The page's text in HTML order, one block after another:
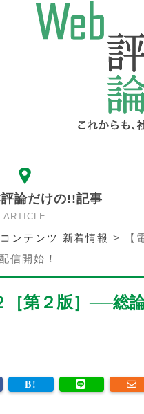
論だけの!!記事
ARTICLE
ンテンツ 新着情報 >
【
信開始！
［第２版］──総